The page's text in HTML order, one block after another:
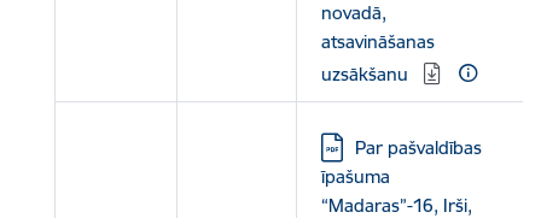
novadā,
atsavināšanas
uzsākšanu
Lejupielādēt:
Par pašvaldības
īpašuma
“Madaras”-16, Irši,